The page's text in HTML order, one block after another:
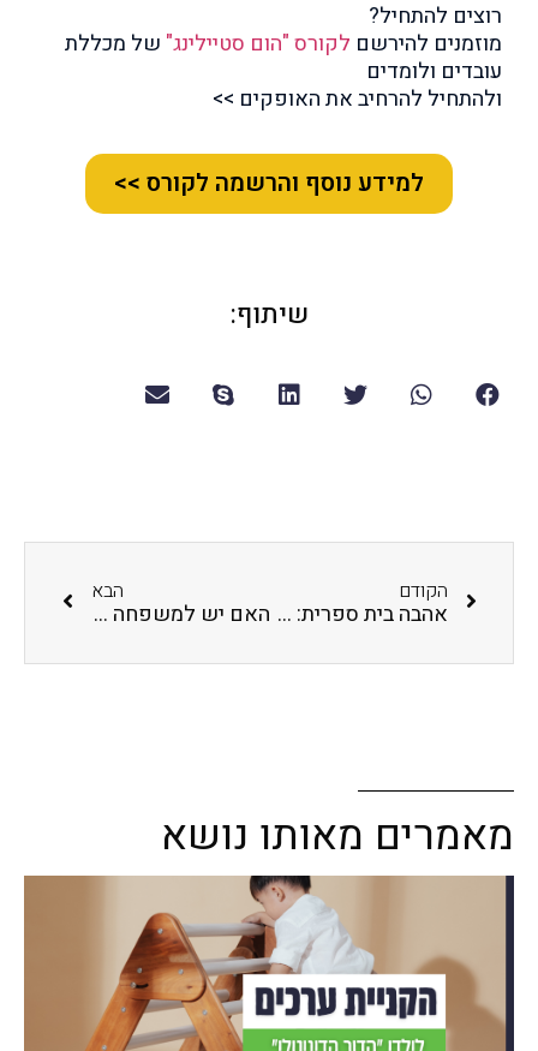
רוצים להתחיל?
מוזמנים להירשם לקורס "הום סטיילינג" של מכללת
עובדים ולומדים
ולהתחיל להרחיב את האופקים >>
למידע נוסף והרשמה לקורס >>
שיתוף:
הקודם
אהבה בית ספרית: מדוע ואיך אהבה יכולה להיות הכלי הכי חזק להצלחה בחינוך ילדים בבית הספר ?
הבא
האם יש למשפחה שלך חיסכון לשעת חירום
מאמרים מאותו נושא